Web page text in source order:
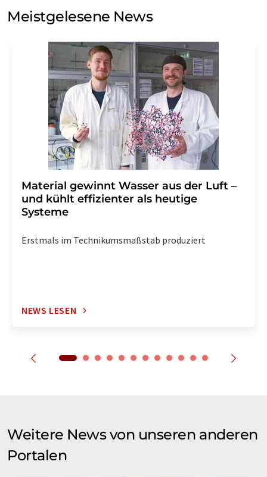
Meinungsforschung per E-Mail kontaktieren. Ihre
Einwilligung können Sie jederzeit ohne Angabe von
Str. 2, 12489 Berlin oder per E-Mail unter
widerruf@lumitos.commit Wirkung für die Zukunft
widerrufen. Zudem ist in jeder E-Mail ein Link zur
Abbestellung des entsprechenden Newsletters
enthalten.
Meistgelesene News
Material gewinnt Wasser aus der Luft –
und kühlt effizienter als heutige
Systeme
Erstmals im Technikumsmaßstab produziert
NEWS LESEN
Weitere News von unseren anderen
Portalen